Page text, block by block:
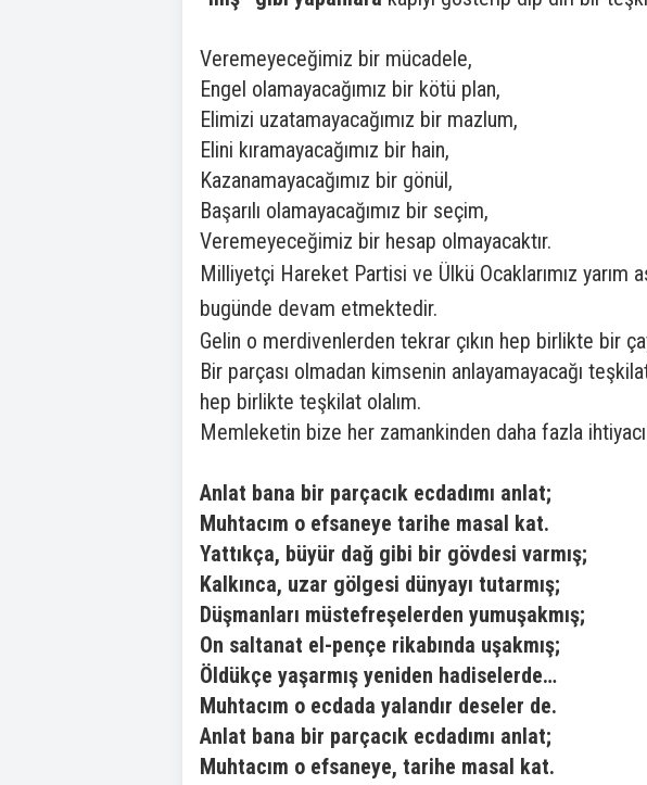
Veremeyeceğimiz bir mücadele,
Engel olamayacağımız bir kötü plan,
Elimizi uzatamayacağımız bir mazlum,
Elini kıramayacağımız bir hain,
Kazanamayacağımız bir gönül,
Başarılı olamayacağımız bir seçim,
Veremeyeceğimiz bir hesap olmayacaktır.
Milliyetçi Hareket Partisi ve Ülkü Ocaklarımız
bugünde devam etmektedir.
Gelin o merdivenlerden tekrar çıkın hep birlikte bir
Bir parçası olmadan kimsenin anlayamayacağı
hep birlikte teşkilat olalım.
Memleketin bize her zamankinden daha fazla
Anlat bana bir parçacık ecdadımı anlat;
Muhtacım o efsaneye tarihe masal kat.
Yattıkça, büyür dağ gibi bir gövdesi varmış;
Kalkınca, uzar gölgesi dünyayı tutarmış;
Düşmanları müstefreşelerden yumuşakmış;
On saltanat el-pençe rikabında uşakmış;
Öldükçe yaşarmış yeniden hadiselerde…
Muhtacım o ecdada yalandır deseler de.
Anlat bana bir parçacık ecdadımı anlat;
Muhtacım o efsaneye, tarihe masal kat.